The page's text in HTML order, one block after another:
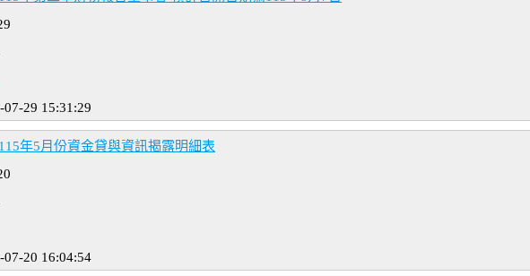
29 15:31:29
年5月份資金貸與資訊揭露明細表
20 16:04:54